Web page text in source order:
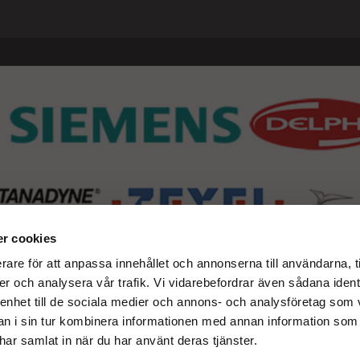
cookies
för att anpassa innehållet och annonserna till användarna,
och analysera vår trafik. Vi vidarebefordrar även sådana
till de sociala medier och annons- och analysföretag som
i sin tur kombinera informationen med annan information
samlat in när du har använt deras tjänster.